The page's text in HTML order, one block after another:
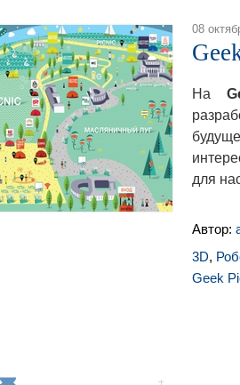
08
На
для
Автор:
3D,
Geek